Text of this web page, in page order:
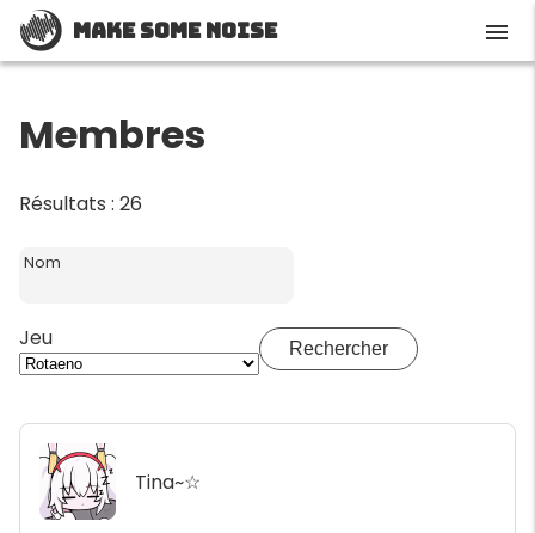
Make Some Noise menu
Membres
Résultats : 26
Nom
Jeu Rechercher
Tina~☆